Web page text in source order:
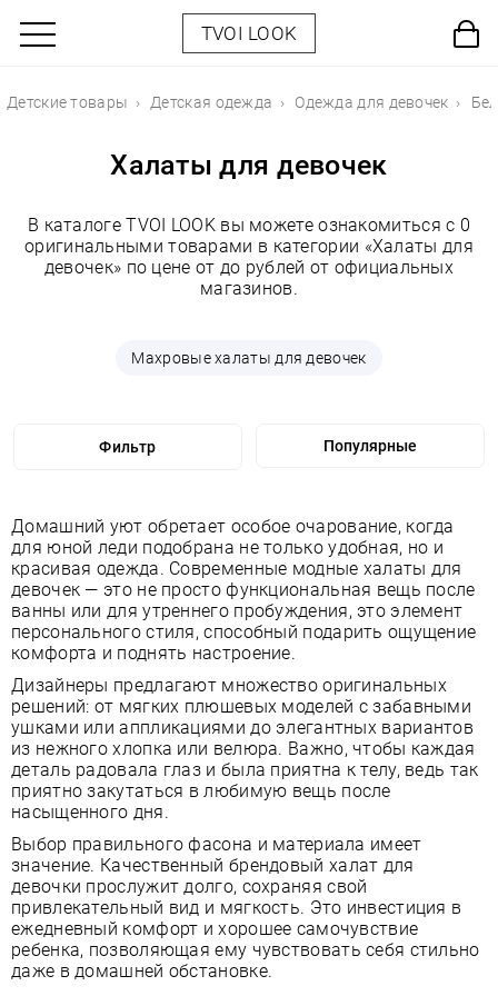
TVOI LOOK
Детские товары Детская одежда Одежда для девочек
Халаты для девочек
В каталоге TVOI LOOK вы можете ознакомиться с 0
оригинальными товарами в категории «Халаты для
девочек» по цене от до рублей от официальных
магазинов.
Махровые халаты для девочек
Фильтр
Домашний уют обретает особое очарование, когда
для юной леди подобрана не только удобная, но и
красивая одежда. Современные модные халаты для
девочек — это не просто функциональная вещь после
ванны или для утреннего пробуждения, это элемент
персонального стиля, способный подарить ощущение
комфорта и поднять настроение.
Дизайнеры предлагают множество оригинальных
решений: от мягких плюшевых моделей с забавными
ушками или аппликациями до элегантных вариантов
из нежного хлопка или велюра. Важно, чтобы каждая
деталь радовала глаз и была приятна к телу, ведь так
приятно закутаться в любимую вещь после
насыщенного дня.
Выбор правильного фасона и материала имеет
значение. Качественный брендовый халат для
девочки прослужит долго, сохраняя свой
привлекательный вид и мягкость. Это инвестиция в
ежедневный комфорт и хорошее самочувствие
ребенка, позволяющая ему чувствовать себя стильно
даже в домашней обстановке.